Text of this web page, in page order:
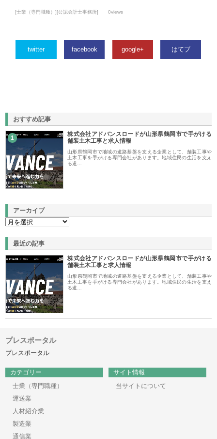
[士業（専門職種）][公認会計士事務所] 0views
twitter facebook google+ はてブ
おすすめ記事
1
株式会社アドバンスロードが山形県鶴岡市で手がける
舗装土木工事と求人情報
山形県鶴岡市で地域の道路基盤を支える企業として、舗装工事や
土木工事を手がける専門会社があります。地域住民の生活を支え
る道…
アーカイブ
最近の記事
株式会社アドバンスロードが山形県鶴岡市で手がける
舗装土木工事と求人情報
山形県鶴岡市で地域の道路基盤を支える企業として、舗装工事や
土木工事を手がける専門会社があります。地域住民の生活を支え
る道…
プレスポータル
プレスポータル
カテゴリー
士業（専門職種）
運送業
人材紹介業
製造業
通信業
サイト情報
当サイトについて